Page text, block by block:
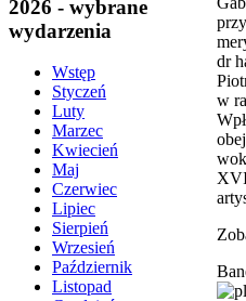
2026 - wybrane
wydarzenia
Wstęp
Styczeń
Luty
Marzec
Kwiecień
Maj
Czerwiec
Lipiec
Sierpień
Wrzesień
Październik
Listopad
dr
w